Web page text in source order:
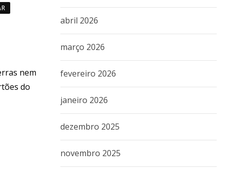
nem
do
abril 2026
março 2026
fevereiro 2026
janeiro 2026
dezembro 2025
novembro 2025